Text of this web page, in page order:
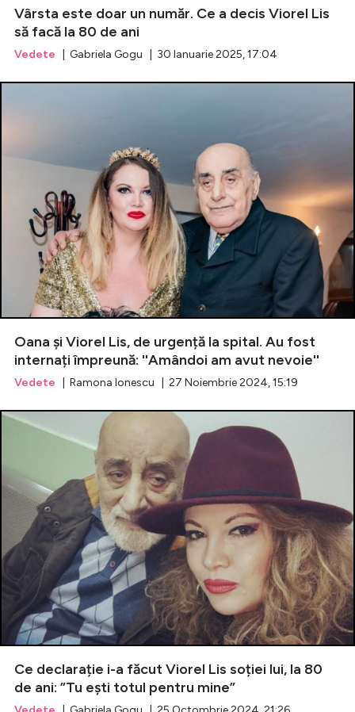
Vârsta este doar un număr. Ce a decis Viorel Lis
să facă la 80 de ani
Vedete | Gabriela Gogu | 30 Ianuarie 2025, 17:04
Oana și Viorel Lis, de urgență la spital. Au fost
internați împreună: ''Amândoi am avut nevoie''
Vedete | Ramona Ionescu | 27 Noiembrie 2024, 15:19
Ce declarație i-a făcut Viorel Lis soției lui, la 80
de ani: ”Tu ești totul pentru mine”